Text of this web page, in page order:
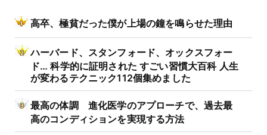
高卒、極貧だった僕が上場の鐘を鳴らせた理由
ハーバード、スタンフォード、オックスフォー
ド… 科学的に証明された すごい習慣大百科 人生
が変わるテクニック112個集めました
最高の体調 進化医学のアプローチで、過去最
高のコンディションを実現する方法